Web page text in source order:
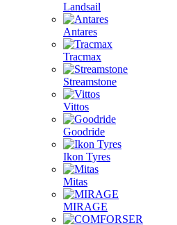
Landsail
Antares
Tracmax
Streamstone
Vittos
Goodride
Ikon Tyres
Mitas
MIRAGE